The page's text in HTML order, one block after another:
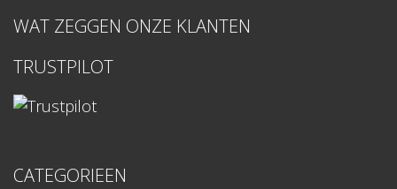
WAT ZEGGEN ONZE KLANTEN
TRUSTPILOT
CATEGORIEEN